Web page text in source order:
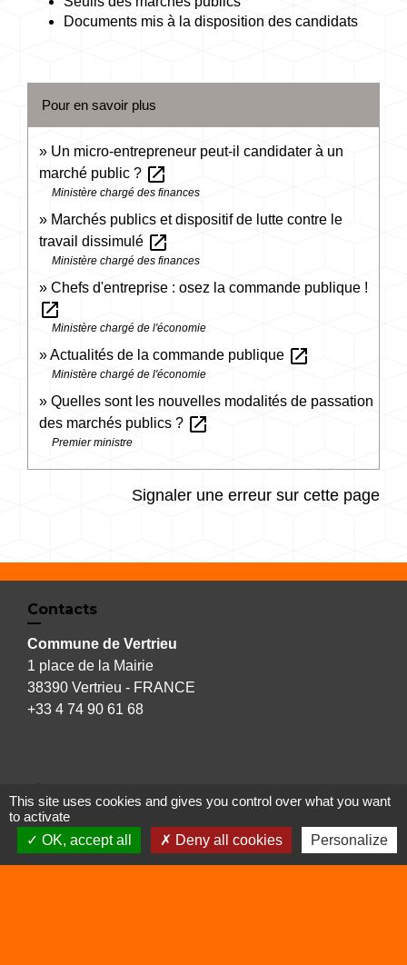
Documents mis à la disposition des candidats
Pour en savoir plus
Un micro-entrepreneur peut-il candidater à un
marché public ? open_in_new
Ministère chargé des finances
Marchés publics et dispositif de lutte contre le
travail dissimulé open_in_new
Ministère chargé des finances
Chefs d'entreprise : osez la commande publique !
open_in_new
Ministère chargé de l'économie
Actualités de la commande publique open_in_new
Ministère chargé de l'économie
Quelles sont les nouvelles modalités de passation
des marchés publics ? open_in_new
Premier ministre
Signaler une erreur sur cette page
Contacts
Commune de Vertrieu
1 place de la Mairie
38390 Vertrieu - FRANCE
+33 4 74 90 61 68
Déchetterie
Viarhôna
This site uses cookies and gives you control over what you want
to activate
OK, accept all
Deny all cookies Personalize